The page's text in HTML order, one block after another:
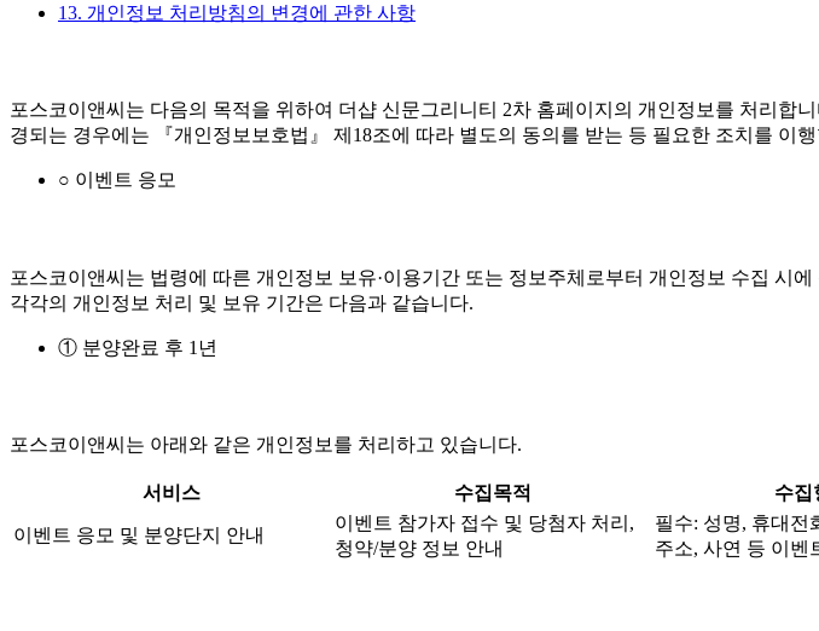
13. 개인정보 처리방침의 변경에 관한 사항
포스코이앤씨는 다음의 목적을 위하여 더샵 신문그리니티 2차 홈페이지의 개인정보를 처리합
경되는 경우에는 『개인정보보호법』 제18조에 따라 별도의 동의를 받는 등 필요한 조치를 이
○ 이벤트 응모
포스코이앤씨는 법령에 따른 개인정보 보유·이용기간 또는 정보주체로부터 개인정보 수집 시
각각의 개인정보 처리 및 보유 기간은 다음과 같습니다.
① 분양완료 후 1년
포스코이앤씨는 아래와 같은 개인정보를 처리하고 있습니다.
서비스 수집목적 수집
이벤트 응모 및 분양단지 안내
이벤트 참가자 접수 및 당첨자 처리,
청약/분양 정보 안내
필수: 성명, 휴대전
주소, 사연 등 이벤